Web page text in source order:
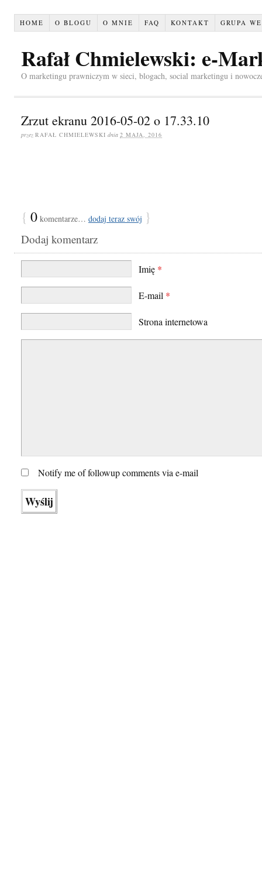
HOME O BLOGU O MNIE FAQ KONTAKT GRUPA
Rafał Chmielewski: e-
O marketingu prawniczym w sieci, blogach, social marketingu i
Zrzut ekranu 2016-05-02 o 17.33.10
przez RAFAŁ CHMIELEWSKI dnia 2 MAJA, 2016
{ 0 komentarze… dodaj teraz swój }
Dodaj komentarz
Imię *
E-mail *
Strona internetowa
Notify me of followup comments via e-mail